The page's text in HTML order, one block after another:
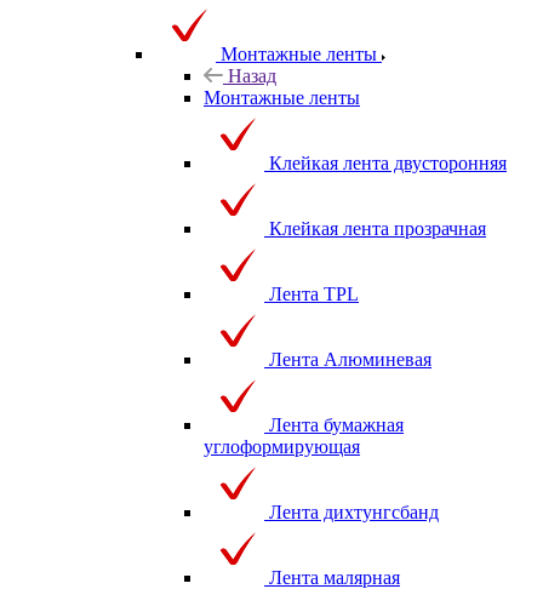
Монтажные ленты
Назад
Монтажные ленты
Клейкая лента двусторонняя
Клейкая лента прозрачная
Лента TPL
Лента Алюминевая
Лента бумажная
углоформирующая
Лента дихтунгсбанд
Лента малярная